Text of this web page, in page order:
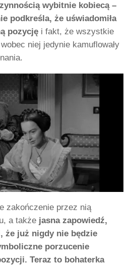
wybitnie kobiecą –
podkreśla, że uświadomiła
pozycję i fakt, że wszystkie
niej jedynie kamuflowały
zakończenie przez nią
a także jasna zapowiedź,
że już nigdy nie będzie
porzucenie
Teraz to bohaterka